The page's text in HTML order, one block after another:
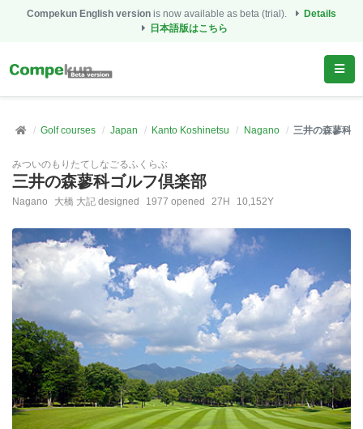
Compekun English version is now available as beta (trial).
Details
日本語版はこちら
Golf courses Japan Kanto Koshinetsu Nagano 三井の森蓼科
みついのもりたてしなごるふくらぶ
三井の森蓼科ゴルフ倶楽部
Nagano 大橋 大記 designed 1977 opened 27H 10,152Y